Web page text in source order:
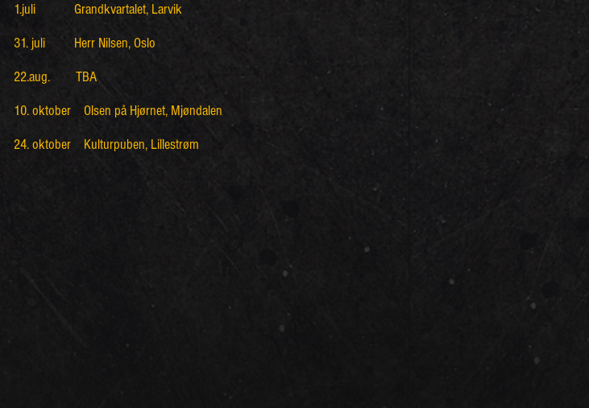
1.juli Grandkvartalet, Larvik
31. juli Herr Nilsen, Oslo
22.aug. TBA
10. oktober Olsen på Hjørnet, Mjøndalen
24. oktober Kulturpuben, Lillestrøm